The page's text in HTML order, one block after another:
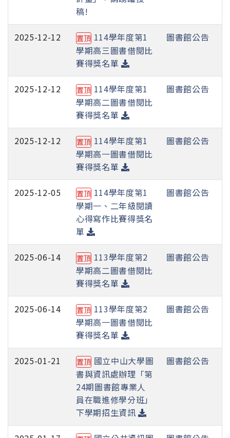
稿!
2025-12-12 置頂 114學年度第1
學期高三圖書借閱比
賽得獎名單
圖書館公告
2025-12-12 置頂 114學年度第1
學期高二圖書借閱比
賽得獎名單
圖書館公告
2025-12-12 置頂 114學年度第1
學期高一圖書借閱比
賽得獎名單
圖書館公告
2025-12-05 置頂 114學年度第1
學期一、二年級閱讀
心得寫作比賽得獎名
單
圖書館公告
2025-06-14 置頂 113學年度第2
學期高二圖書借閱比
賽得獎名單
圖書館公告
2025-06-14 置頂 113學年度第2
學期高一圖書借閱比
賽得獎名單
圖書館公告
2025-01-21 置頂 國立中山大學圖
書與資訊處辦理「第
24期圖書館專業人
員在職進修學分班」
下學期招生資訊
圖書館公告